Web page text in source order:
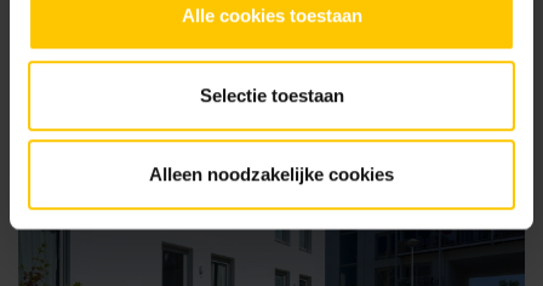
Alle cookies toestaan
Selectie toestaan
Alleen noodzakelijke cookies
Alle projecten